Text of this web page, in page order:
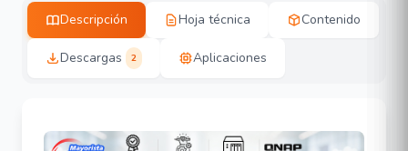
Descripción Hoja técnica Contenido
Descargas 2 Aplicaciones